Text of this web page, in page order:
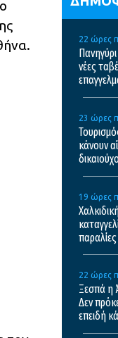
22 ώρες
νέες
23 ώρες
κάνουν
19 ώρες
22 ώρες
Ξεσπά η
Δεν
επειδή